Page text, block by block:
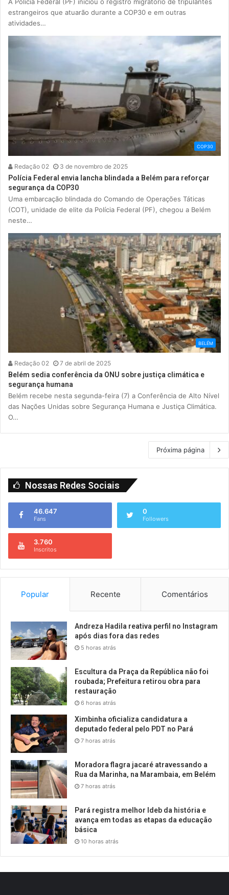
estrangeiros que atuarão durante a COP30 e em outras
atividades…
COP30
Redação 02 3 de novembro de 2025
Polícia Federal envia lancha blindada a Belém para reforçar
segurança da COP30
Uma embarcação blindada do Comando de Operações Táticas
(COT), unidade de elite da Polícia Federal (PF), chegou a Belém
neste…
BELÉM
Redação 02 7 de abril de 2025
Belém sedia conferência da ONU sobre justiça climática e
segurança humana
Belém recebe nesta segunda-feira (7) a Conferência de Alto Nível
das Nações Unidas sobre Segurança Humana e Justiça Climática.
O…
Próxima página
Nossas Redes Sociais
46.647
Fans
0
Followers
3.760
Inscritos
Popular Recente Comentários
Andreza Hadila reativa perfil no Instagram
após dias fora das redes
5 horas atrás
Escultura da Praça da República não foi
roubada; Prefeitura retirou obra para
restauração
6 horas atrás
Ximbinha oficializa candidatura a
deputado federal pelo PDT no Pará
7 horas atrás
Moradora flagra jacaré atravessando a
Rua da Marinha, na Marambaia, em Belém
7 horas atrás
Pará registra melhor Ideb da história e
avança em todas as etapas da educação
básica
10 horas atrás